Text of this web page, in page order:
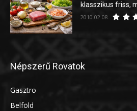
klasszikus friss,
2010.02.08.
Népszerű Rovatok
Gasztro
Belföld